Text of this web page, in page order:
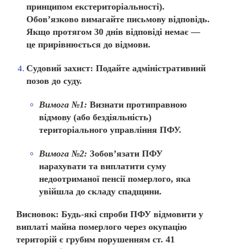
принципом екстериторіальності).
Обов’язково вимагайтеписьмову відповідь.
Якщо протягом 30 днів відповіді немає —
це прирівнюється до відмови.
Судовий захист: Подайте адміністративний
позов до суду.
Вимога №1: Визнати протиправною
відмову (або бездіяльність)
територіального управління ПФУ.
Вимога №2: Зобов’язати ПФУ
нарахувати та виплатити суму
недоотриманої пенсії померлого, яка
увійшла до складу спадщини.
Висновок: Будь-які спроби ПФУ відмовити у
виплаті майна померлого через окупацію
територій є грубим порушенням ст. 41